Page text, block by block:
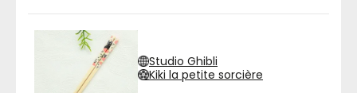
Studio Ghibli
Kiki la petite sorcière